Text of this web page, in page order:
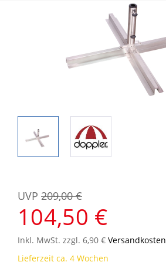
104,50 €
UVP 209,00 €
Inkl. MwSt. zzgl. 6,90 € Versandkosten
Lieferzeit ca. 4 Wochen